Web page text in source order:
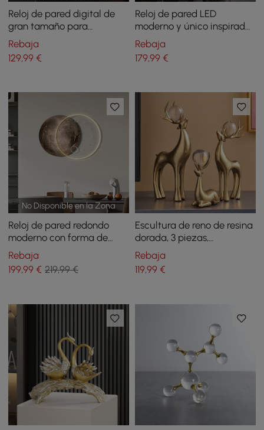
Reloj de pared digital de
gran tamaño para
decoración de pared
moderno con franja de luz
LED
Rebaja
129,99 €
Reloj de pared LED
moderno y único inspirado
en la luna para decoración
del hogar
Rebaja
179,99€
No Disponible en la Zona
Reloj de pared redondo
moderno con forma de
luna marrón, grande, luz
LED, decoración de pared
Rebaja
199,99 € 219,99 €
Escultura de reno de resina
dorada, 3 piezas,
decoración navideña de
ciervo, adorno artístico
para sala de estar
Rebaja
119,99€